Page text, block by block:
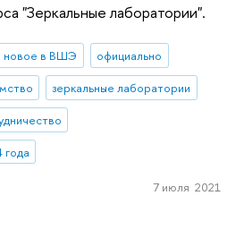
"Зеркальные лаборатории".
новое в ВШЭ
официально
зеркальные лаборатории
7 июля 2021